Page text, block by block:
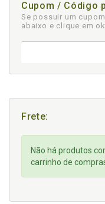
Cupom / Código
Se possuir um
abaixo e clique em ok
Frete:
Não há produtos
carrinho de